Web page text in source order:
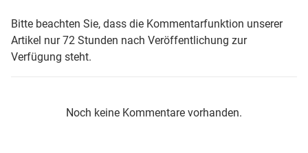
Bitte beachten Sie, dass die Kommentarfunktion unserer
Artikel nur 72 Stunden nach Veröffentlichung zur
Verfügung steht.
Noch keine Kommentare vorhanden.